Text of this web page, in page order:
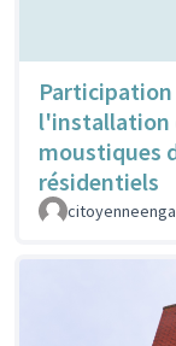
Participation
l'installation
moustiques
résidentiels